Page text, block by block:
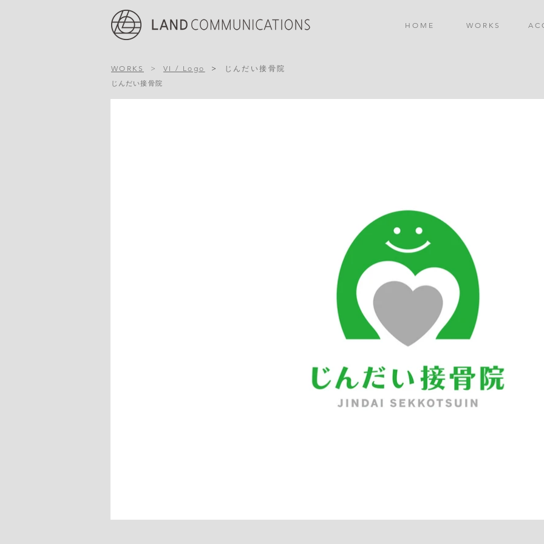
H O M E W O R K S A C
WORKS > VI / Logo > じんだい接骨院
じんだい接骨院